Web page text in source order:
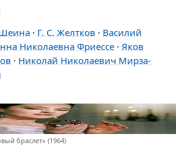
· Г. С. Желтков · Василий
Николаевна Фриессе · Яков
· Николай Николаевич Мирза-
браслет» (1964)